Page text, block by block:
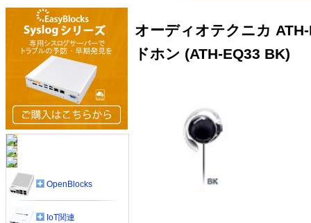
オーディオテクニカ
ドホン (ATH-EQ33 BK)
OpenBlocks
IoT関連